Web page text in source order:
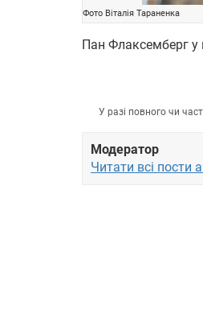
Фото Віталія Тараненка
Пан Флаксемберг у
У разі повного чи
Модератор
Читати всі пости